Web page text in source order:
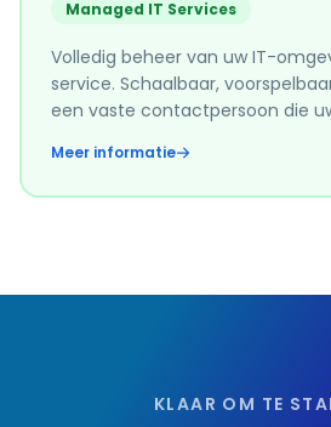
Managed IT Services
Volledig beheer van uw IT-
service. Schaalbaar,
een vaste contactpersoon die
Meer informatie
KLAAR OM TE